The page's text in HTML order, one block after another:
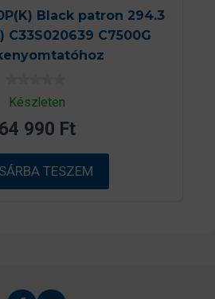
Black patron 294.3
C7500G
0
a
5
b
ő
l
Készleten
64 990 Ft
TESZEM